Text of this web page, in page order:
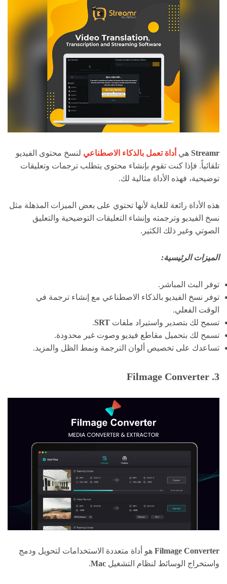
Streamr هي أداة تعمل بالذكاء الاصطناعي لنسخ محتوى الفيديو
تلقائياً. فإذا كنت تقوم بإنشاء محتوى يتطلب ترجمات وتعليقات
توضيحية، فهذه الأداة مثالية لك.
هذه الأداة رائعة للغاية لأنها تحتوي على بعض الميزات المذهلة مثل
نسخ الفيديو وترجمته وإنشاء التعليقات التوضيحية والتعليق
الصوتي وغير ذلك الكثير.
الميزات الرئيسية:
توفر البث المباشر.
توفر نسخ الفيديو بالذكاء الاصطناعي مع إنشاء ترجمة في
الوقت الفعلي.
تسمح لك بتصدير واستيراد ملفات SRT
.
تسمح لك بتحميل مقاطع فيديو وصوت غير محدودة.
تساعدك على تخصيص ألوان الترجمة ونمط الظل والمزيد.
3. Filmage Converter
Filmage Converter هو أداة متعددة الاستخدامات لتحويل ودمج
واستخراج الوسائط لنظام التشغيل Mac
.